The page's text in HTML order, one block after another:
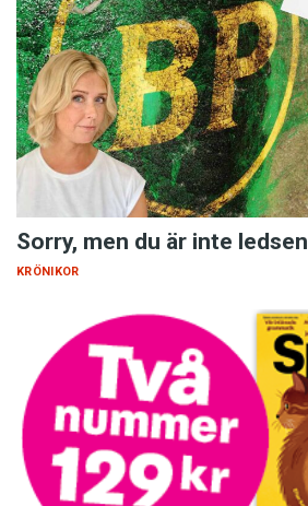
Sorry, men du är inte ledsen
KRÖNIKOR